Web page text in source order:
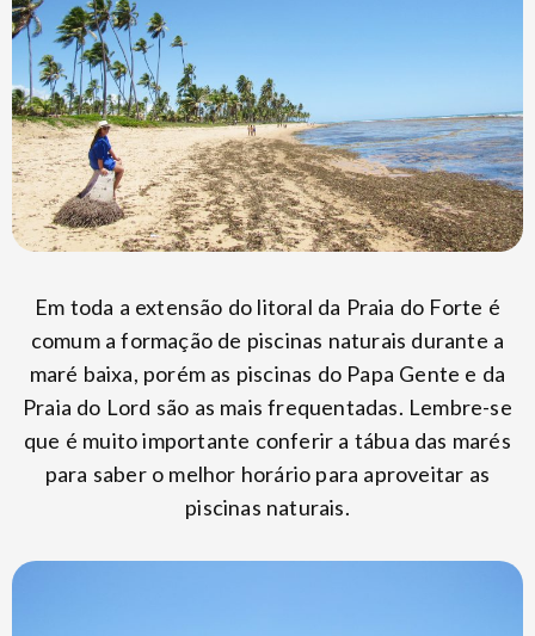
Em toda a extensão do litoral da Praia do Forte é
comum a formação de piscinas naturais durante a
maré baixa, porém as piscinas do Papa Gente e da
Praia do Lord são as mais frequentadas. Lembre-se
que é muito importante conferir a tábua das marés
para saber o melhor horário para aproveitar as
piscinas naturais.